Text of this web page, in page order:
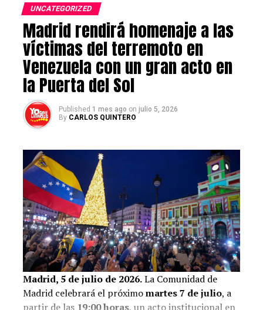
Informe 2022-23 de la
@caslainstitute
@tamara_suju: “Maduro
sabe absolutamente todo
lo que pasa a nivel de
#represiónen
#Venezuela
ninguna institución ni
organismo público que no
tenga personal de
inteligencia para
identificar a personas
contrarrevolucionarias”.
pic.twitter.com/pq3VbfvBWi
— Eugenia Gutierrez
UNCATEGORIZED
Madrid rendirá homenaje a las
víctimas del terremoto en
Venezuela con un gran acto en
la Puerta del Sol
Published 1 mes ago on julio 5, 2026
By CARLOS QUINTERO
Madrid, 5 de julio de 2026.La Comunidad de
Madrid celebrará el próximomartes 7 de julio, a
partir de las 19:00 horas, un acto institucional en